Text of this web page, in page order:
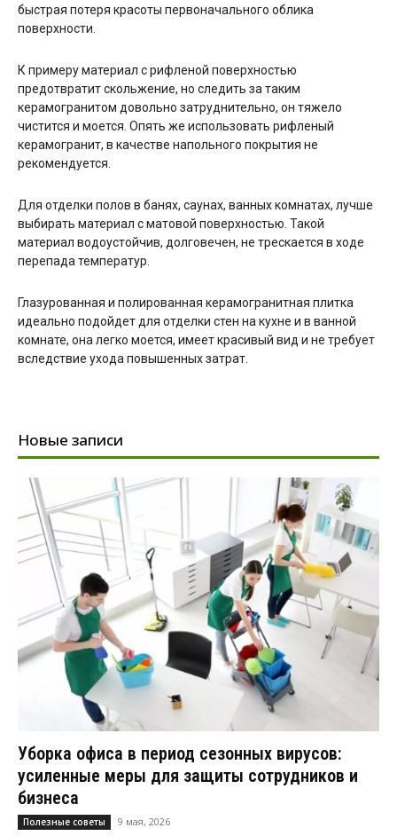
быстрая потеря красоты первоначального облика
поверхности.
К примеру материал с рифленой поверхностью
предотвратит скольжение, но следить за таким
керамогранитом довольно затруднительно, он тяжело
чистится и моется. Опять же использовать рифленый
керамогранит, в качестве напольного покрытия не
рекомендуется.
Для отделки полов в банях, саунах, ванных комнатах, лучше
выбирать материал с матовой поверхностью. Такой
материал водоустойчив, долговечен, не трескается в ходе
перепада температур.
Глазурованная и полированная керамогранитная плитка
идеально подойдет для отделки стен на кухне и в ванной
комнате, она легко моется, имеет красивый вид и не требует
вследствие ухода повышенных затрат.
Новые записи
Уборка офиса в период сезонных вирусов:
усиленные меры для защиты сотрудников и
бизнеса
Полезные советы 9 мая, 2026